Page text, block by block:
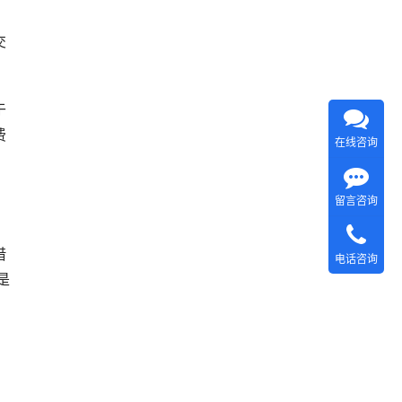
在线咨询
留言咨询
电话咨询